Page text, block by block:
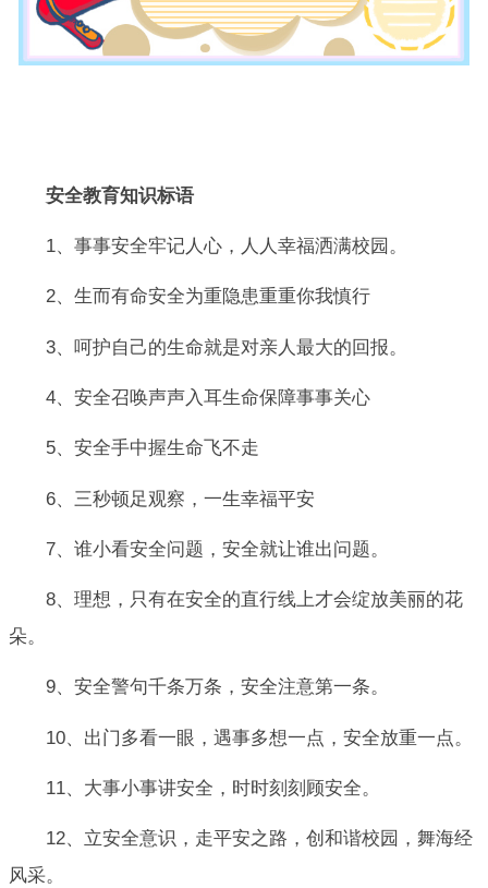
安全教育知识标语
1、事事安全牢记人心，人人幸福洒满校园。
2、生而有命安全为重隐患重重你我慎行
3、呵护自己的生命就是对亲人最大的回报。
4、安全召唤声声入耳生命保障事事关心
5、安全手中握生命飞不走
6、三秒顿足观察，一生幸福平安
7、谁小看安全问题，安全就让谁出问题。
8、理想，只有在安全的直行线上才会绽放美丽的花
朵。
9、安全警句千条万条，安全注意第一条。
10、出门多看一眼，遇事多想一点，安全放重一点。
11、大事小事讲安全，时时刻刻顾安全。
12、立安全意识，走平安之路，创和谐校园，舞海经
风采。